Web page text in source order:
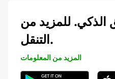
الذكي. للمزيد من
التنقل.
المزيد من المعلومات